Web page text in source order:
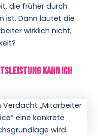
die früher durch
ist. Dann lautet die
wirklich nicht,
kann ich